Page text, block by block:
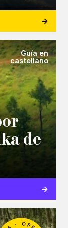
Guía en
castellano
de